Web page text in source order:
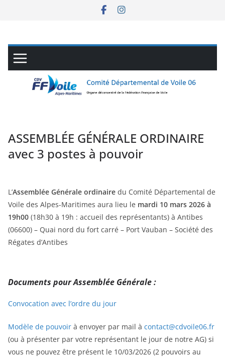
ASSEMBLÉE GÉNÉRALE ORDINAIRE
avec 3 postes à pouvoir
L’Assemblée Générale ordinaire du Comité Départemental de
Voile des Alpes-Maritimes aura lieu le mardi 10 mars 2026 à
19h00 (18h30 à 19h : accueil des représentants) à Antibes
(06600) – Quai nord du fort carré – Port Vauban – Société des
Régates d’Antibes
Documents pour Assemblée Générale :
Convocation avec l’ordre du jour
Modèle de pouvoir à envoyer par mail à contact@cdvoile06.fr
(ou à présenter par votre représentant le jour de notre AG) si
vous ne pouvez être présent le 10/03/2026 (2 pouvoirs au